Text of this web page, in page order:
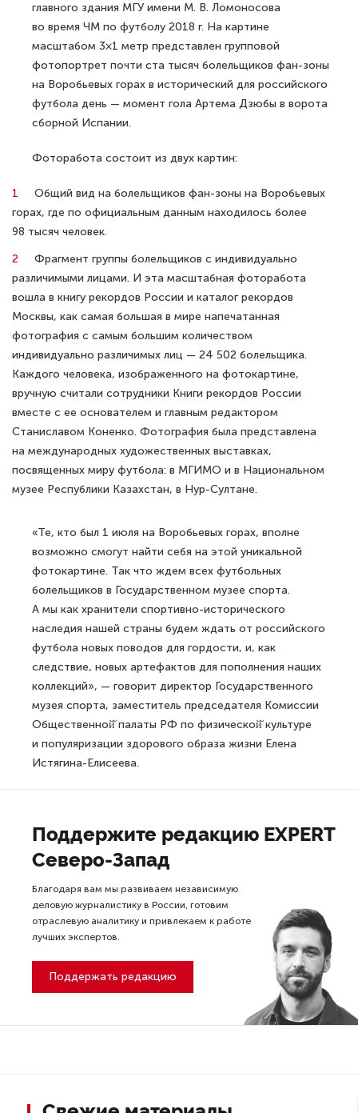
главного здания МГУ имени М. В. Ломоносова
во время ЧМ по футболу 2018 г. На картине
масштабом 3×1 метр представлен групповой
фотопортрет почти ста тысяч болельщиков фан-зоны
на Воробьевых горах в исторический для российского
футбола день — момент гола Артема Дзюбы в ворота
сборной Испании.
Фоторабота состоит из двух картин:
Общий вид на болельщиков фан-зоны на Воробьевых
горах, где по официальным данным находилось более
98 тысяч человек.
Фрагмент группы болельщиков с индивидуально
различимыми лицами. И эта масштабная фоторабота
вошла в книгу рекордов России и каталог рекордов
Москвы, как самая большая в мире напечатанная
фотография с самым большим количеством
индивидуально различимых лиц — 24 502 болельщика.
Каждого человека, изображенного на фотокартине,
вручную считали сотрудники Книги рекордов России
вместе с ее основателем и главным редактором
Станиславом Коненко. Фотография была представлена
на международных художественных выставках,
посвященных миру футбола: в МГИМО и в Национальном
музее Республики Казахстан, в Нур-Султане.
«Те, кто был 1 июля на Воробьевых горах, вполне
возможно смогут найти себя на этой уникальной
фотокартине. Так что ждем всех футбольных
болельщиков в Государственном музее спорта.
А мы как хранители спортивно-исторического
наследия нашей страны будем ждать от российского
футбола новых поводов для гордости, и, как
следствие, новых артефактов для пополнения наших
коллекций», — говорит директор Государственного
музея спорта, заместитель председателя Комиссии
Общественной̆ палаты РФ по физической̆ культуре
и популяризации здорового образа жизни Елена
Истягина-Елисеева.
Поддержите редакцию EXPERT
Северо-Запад
Благодаря вам мы развиваем независимую
деловую журналистику в России, готовим
отраслевую аналитику и привлекаем к работе
лучших экспертов.
Поддержать редакцию